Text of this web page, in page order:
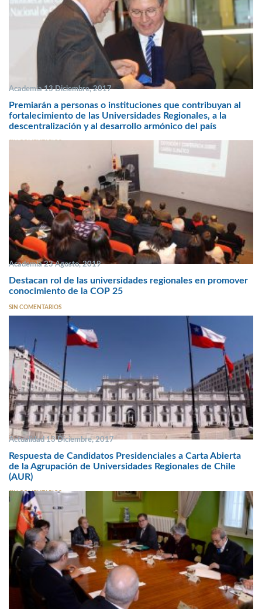
Academia 13 Diciembre, 2017
Premiarán a personas o instituciones que contribuyan al
fortalecimiento de las Universidades Regionales, a la
descentralización y al desarrollo armónico del país
Academia 23 Agosto, 2019
Destacan rol de las universidades regionales en promover
conocimiento de la COP 25
SIN COMENTARIOS
Actualidad 13 Diciembre, 2017
Respuesta de Candidatos Presidenciales a Carta Abierta
de la Agrupación de Universidades Regionales de Chile
(AUR)
SIN COMENTARIOS